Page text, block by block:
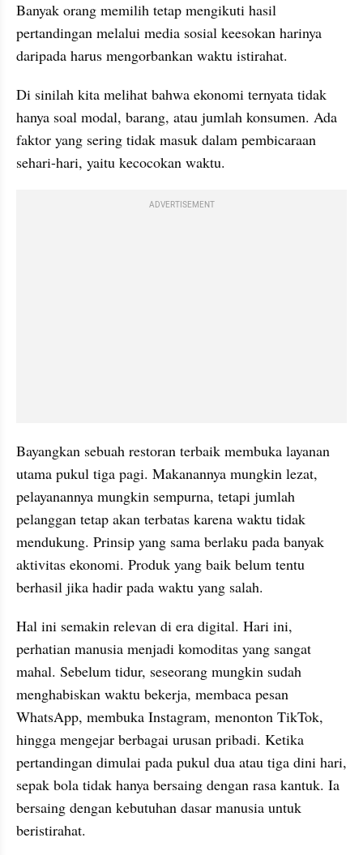
Banyak orang memilih tetap mengikuti hasil
pertandingan melalui media sosial keesokan harinya
daripada harus mengorbankan waktu istirahat.
Di sinilah kita melihat bahwa ekonomi ternyata tidak
hanya soal modal, barang, atau jumlah konsumen. Ada
faktor yang sering tidak masuk dalam pembicaraan
sehari-hari, yaitu kecocokan waktu.
ADVERTISEMENT
Bayangkan sebuah restoran terbaik membuka layanan
utama pukul tiga pagi. Makanannya mungkin lezat,
pelayanannya mungkin sempurna, tetapi jumlah
pelanggan tetap akan terbatas karena waktu tidak
mendukung. Prinsip yang sama berlaku pada banyak
aktivitas ekonomi. Produk yang baik belum tentu
berhasil jika hadir pada waktu yang salah.
Hal ini semakin relevan di era digital. Hari ini,
perhatian manusia menjadi komoditas yang sangat
mahal. Sebelum tidur, seseorang mungkin sudah
menghabiskan waktu bekerja, membaca pesan
WhatsApp, membuka Instagram, menonton TikTok,
hingga mengejar berbagai urusan pribadi. Ketika
pertandingan dimulai pada pukul dua atau tiga dini hari,
sepak bola tidak hanya bersaing dengan rasa kantuk. Ia
bersaing dengan kebutuhan dasar manusia untuk
beristirahat.